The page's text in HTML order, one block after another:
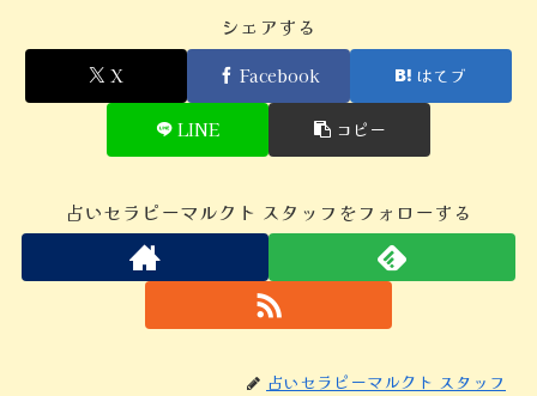
シェアする
X Facebook はてブ
LINE コピー
占いセラピーマルクト スタッフをフォローする
占いセラピーマルクト スタッフ